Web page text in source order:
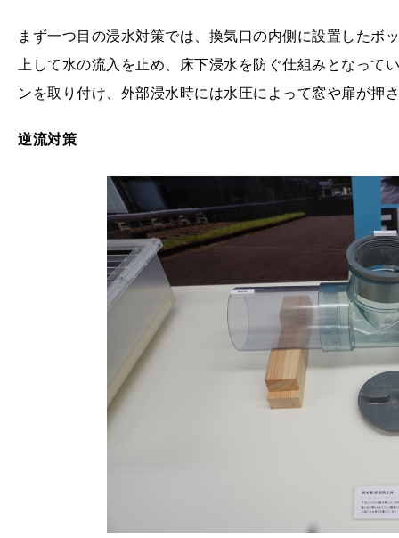
まず一つ目の浸水対策では、換気口の内側に設置したボ
上して水の流入を止め、床下浸水を防ぐ仕組みとなっ
ンを取り付け、外部浸水時には水圧によって窓や扉が押
逆流対策